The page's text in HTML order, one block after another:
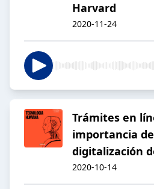
Harvard
2020-11-24
Trámites en
importancia
digitalización
2020-10-14